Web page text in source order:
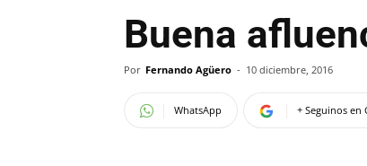
Buena
Por Fernando Agüero - 10 diciembre, 2016
WhatsApp + Seguinos en